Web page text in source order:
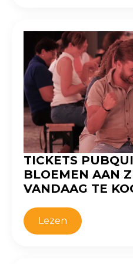
TICKETS
BLOEMEN AAN
VANDAAG TE
Lezen